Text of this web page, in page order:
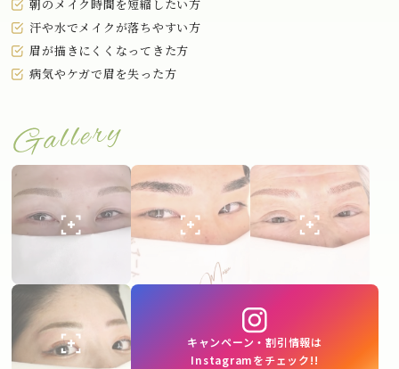
朝のメイク時間を短縮したい方
汗や水でメイクが落ちやすい方
眉が描きにくくなってきた方
病気やケガで眉を失った方
キャンペーン・割引情報は
Instagramをチェック!!